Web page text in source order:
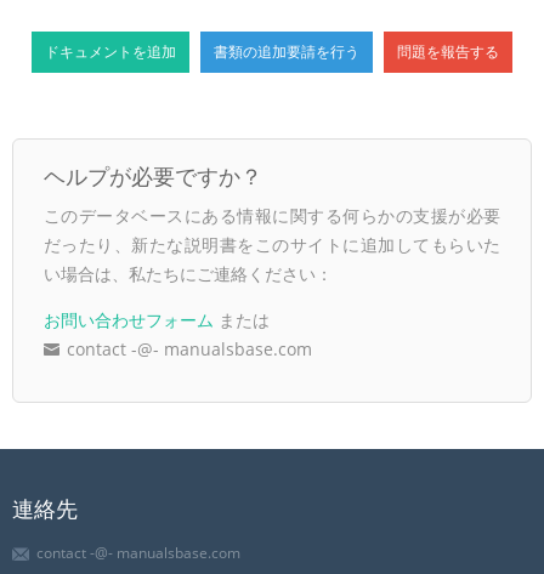
ドキュメントを追加 書類の追加要請を行う 問題を報告する
ヘルプが必要ですか？
このデータベースにある情報に関する何らかの支援が必要
だったり、新たな説明書をこのサイトに追加してもらいた
い場合は、私たちにご連絡ください：
お問い合わせフォーム または
contact -@- manualsbase.com
連絡先
contact -@- manualsbase.com